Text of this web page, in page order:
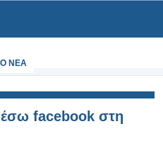
NEA
facebook στη